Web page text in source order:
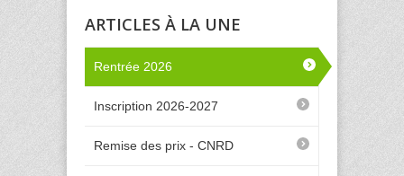
1ère et Term au
ARTICLES À LA UNE
Rentrée 2026
Inscription 2026-2027
Remise des prix - CNRD